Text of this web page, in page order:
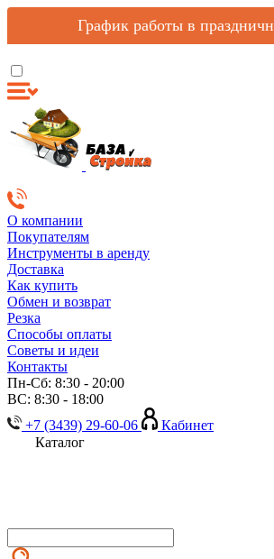
График работы в
О компании
Покупателям
Инструменты в аренду
Доставка
Как купить
Обмен и возврат
Резка
Способы оплаты
Советы и идеи
Контакты
Пн-Сб: 8:30 - 20:00
ВС: 8:30 - 18:00
+7 (3439) 29-60-06
Кабинет
Каталог